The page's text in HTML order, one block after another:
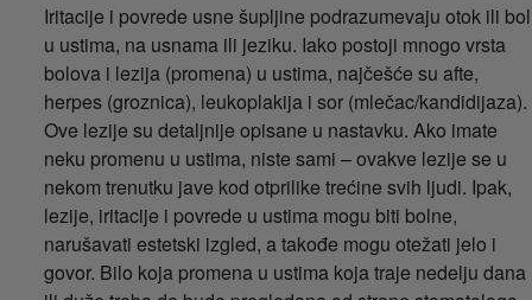
Iritacije i povrede usne šupljine podrazumevaju otok ili bol
u ustima, na usnama ili jeziku. Iako postoji mnogo vrsta
bolova i lezija (promena) u ustima, najčešće su afte,
herpes (groznica), leukoplakija i sor (mlečac/kandidijaza).
Ove lezije su detaljnije opisane u nastavku. Ako imate
neku promenu u ustima, niste sami – ovakve lezije se u
nekom trenutku jave kod otprilike trećine svih ljudi. Ipak,
lezije, iritacije i povrede u ustima mogu biti bolne,
narušavati estetski izgled, a takođe mogu otežati jelo i
govor. Bilo koja promena u ustima koja traje nedelju dana